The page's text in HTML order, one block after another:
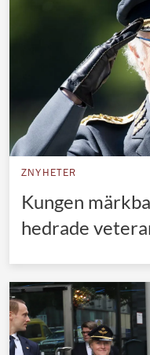
ZNYHETER
Kungen
hedrade